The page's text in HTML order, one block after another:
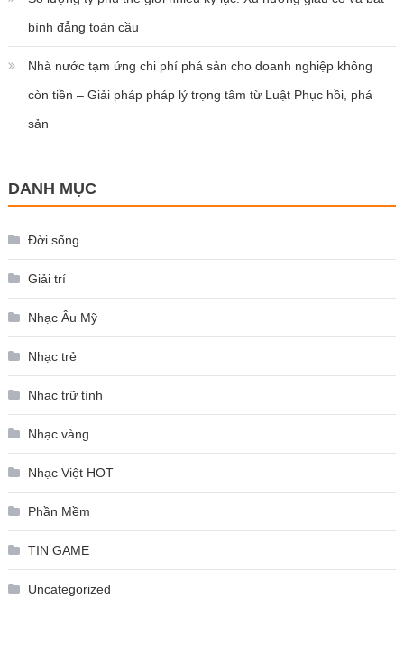
bình đẳng toàn cầu
Nhà nước tạm ứng chi phí phá sản cho doanh nghiệp không
còn tiền – Giải pháp pháp lý trọng tâm từ Luật Phục hồi, phá
sản
DANH MỤC
Đời sống
Giải trí
Nhạc Âu Mỹ
Nhạc trẻ
Nhạc trữ tình
Nhạc vàng
Nhạc Việt HOT
Phần Mềm
TIN GAME
Uncategorized